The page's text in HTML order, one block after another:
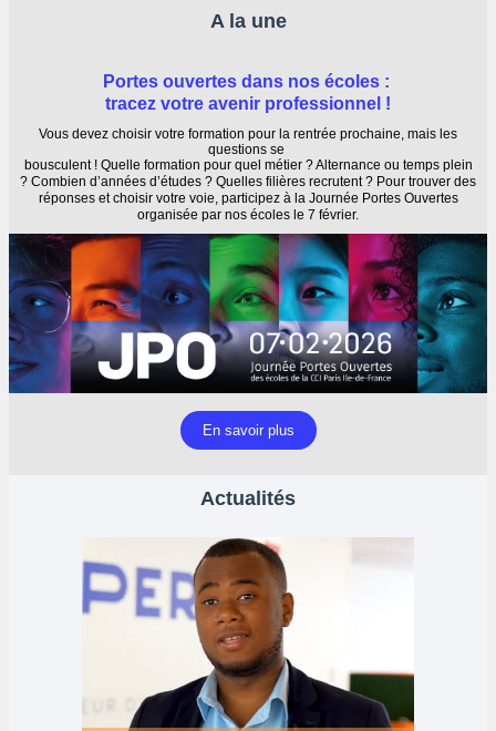
A la une
Portes ouvertes dans nos écoles :
tracez votre avenir professionnel !
Vous devez choisir votre formation pour la rentrée prochaine, mais les
questions se
bousculent ! Quelle formation pour quel métier ? Alternance ou temps plein
? Combien d’années d’études ? Quelles filières recrutent ? Pour trouver des
réponses et choisir votre voie, participez à la Journée Portes Ouvertes
organisée par nos écoles le 7 février.
En savoir plus
Actualités